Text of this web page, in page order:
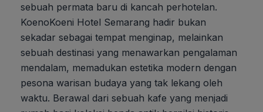
sebuah permata baru di kancah perhotelan.
KoenoKoeni Hotel Semarang hadir bukan
sekadar sebagai tempat menginap, melainkan
sebuah destinasi yang menawarkan pengalaman
mendalam, memadukan estetika modern dengan
pesona warisan budaya yang tak lekang oleh
waktu. Berawal dari sebuah kafe yang menjadi